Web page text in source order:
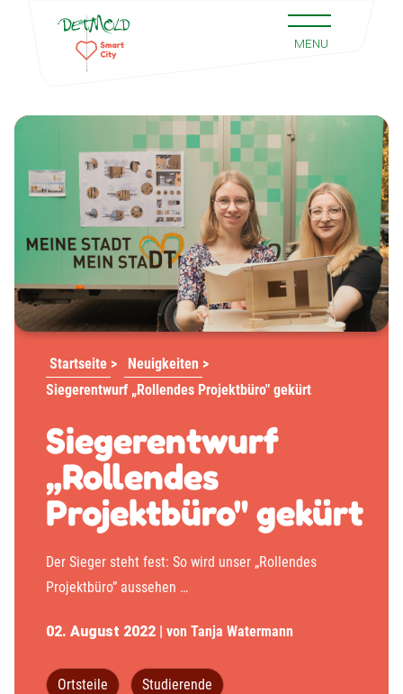
Startseite > Neuigkeiten >
Siegerentwurf „Rollendes Projektbüro" gekürt
Siegerentwurf
„Rollendes
Projektbüro" gekürt
Der Sieger steht fest: So wird unser „Rollendes
Projektbüro” aussehen …
02. August 2022| von Tanja Watermann
Ortsteile Studierende